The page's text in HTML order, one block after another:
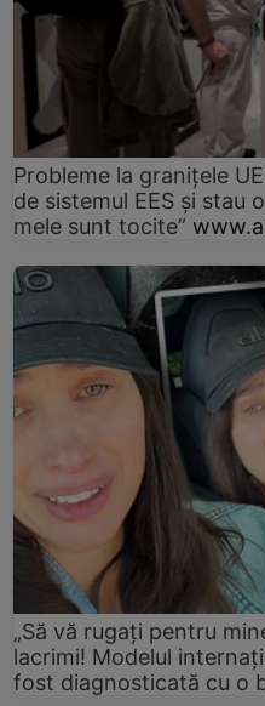
Probleme la granițele
de sistemul EES și stau
mele sunt tocite”
„Să vă rugați pentru
lacrimi! Modelul
fost diagnosticată cu o